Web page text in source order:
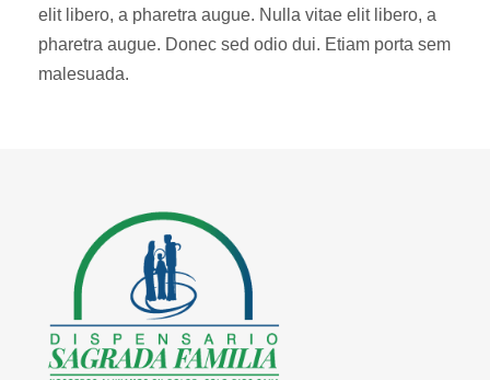
elit libero, a pharetra augue. Nulla vitae elit libero, a
pharetra augue. Donec sed odio dui. Etiam porta sem
malesuada.